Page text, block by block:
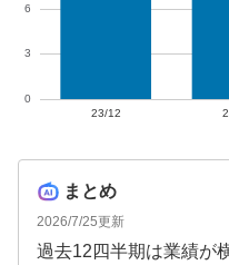
まとめ
2026/7/25更新
過去12四半期は業績が